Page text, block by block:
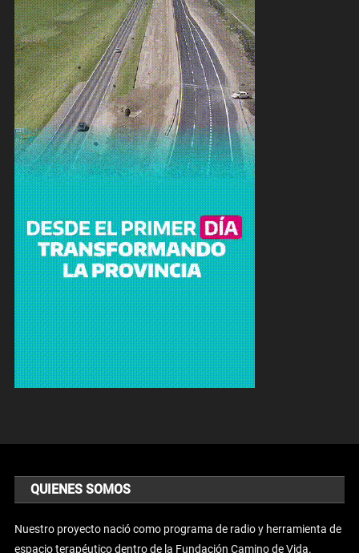
QUIENES SOMOS
Nuestro proyecto nació como programa de radio y herramienta de
espacio terapéutico dentro de la Fundación Camino de Vida.